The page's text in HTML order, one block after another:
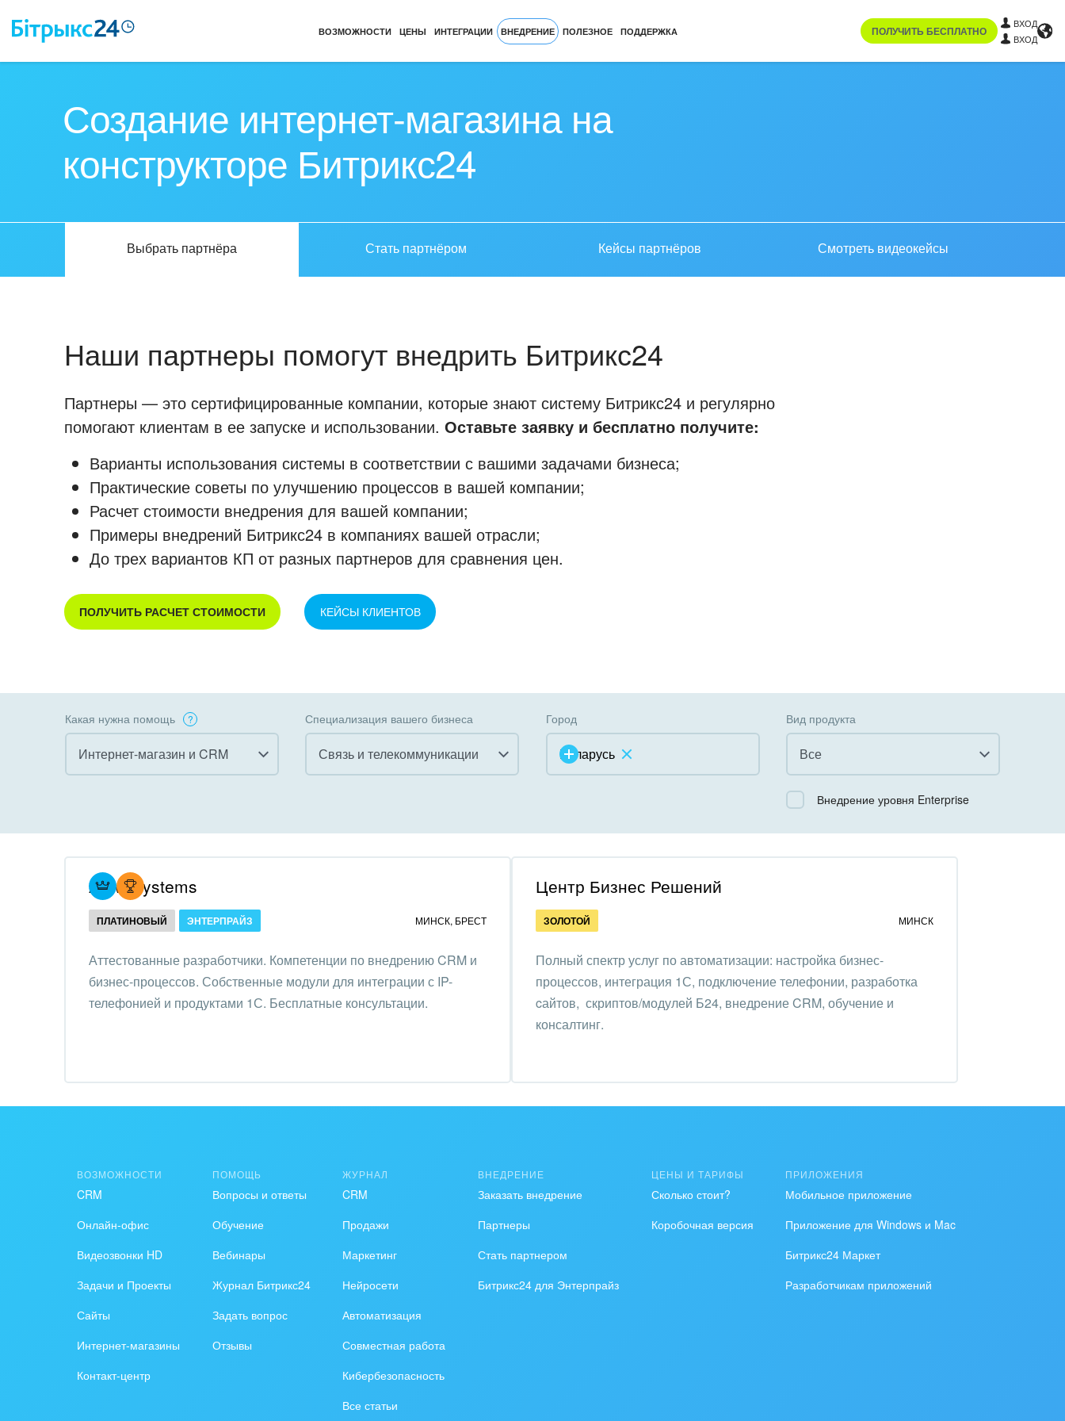
ВОЗМОЖНОСТИ ЦЕНЫ ИНТЕГРАЦИИ ВНЕДРЕНИЕ ПОЛЕЗНОЕ ПОДДЕРЖКА ПОЛУЧИТЬ БЕСПЛАТНО
ВХОД
ВХОД
Создание интернет-магазина на
конструкторе Битрикс24
Выбрать партнёра Стать партнёром Кейсы партнёров Смотреть видеокейсы
Наши партнеры помогут внедрить Битрикс24
Партнеры — это сертифицированные компании, которые знают систему Битрикс24 и регулярно
помогают клиентам в ее запуске и использовании. Оставьте заявку и бесплатно получите:
Варианты использования системы в соответствии с вашими задачами бизнеса;
Практические советы по улучшению процессов в вашей компании;
Расчет стоимости внедрения для вашей компании;
Примеры внедрений Битрикс24 в компаниях вашей отрасли;
До трех вариантов КП от разных партнеров для сравнения цен.
ПОЛУЧИТЬ РАСЧЕТ СТОИМОСТИ КЕЙСЫ КЛИЕНТОВ
Какая нужна помощь
Интернет-магазин и CRM
Внедрение КЭДО
Интеграция с 1С
Организация задач и
Внедрение Бизнес-
процессов
внедрения
Внедрение для
продаж
/ Интранета
Специализация вашего бизнеса
Связь и телекоммуникации
Коммунальные услуги, ЖКХ
организации,
Благотворительность
Общественно-политические
Промышленность
СМИ, издательства,
справочники
Страхование
Строительство, ремонт и
благоустройство
Транспорт, Авиация,
Город
Беларусь
Вид продукта
Все
Все
Коробочная версия
Внедрение уровня Enterprise
Atevi Systems
ПЛАТИНОВЫЙ ЭНТЕРПРАЙЗ МИНСК, БРЕСТ
Аттестованные разработчики. Компетенции по внедрению CRM и
бизнес-процессов. Собственные модули для интеграции с IP-
телефонией и продуктами 1С. Бесплатные консультации.
Центр Бизнес Решений
ЗОЛОТОЙ МИНСК
Полный спектр услуг по автоматизации: настройка бизнес-
процессов, интеграция 1С, подключение телефонии, разработка
cайтов, скриптов/модулей Б24, внедрение CRM, обучение и
консалтинг.
ВОЗМОЖНОСТИ
CRM
Онлайн-офис
Видеозвонки HD
Задачи и Проекты
Сайты
Интернет-магазины
Контакт-центр
ПОМОЩЬ
Вопросы и ответы
Обучение
Вебинары
Журнал Битрикс24
Задать вопрос
Отзывы
ЖУРНАЛ
CRM
Продажи
Маркетинг
Нейросети
Автоматизация
Совместная работа
Кибербезопасность
Все статьи
ВНЕДРЕНИЕ
Заказать внедрение
Партнеры
Стать партнером
Битрикс24 для Энтерпрайз
ЦЕНЫ И ТАРИФЫ
Сколько стоит?
Коробочная версия
ПРИЛОЖЕНИЯ
Мобильное приложение
Приложение для Windows и Mac
Битрикс24 Маркет
Разработчикам приложений